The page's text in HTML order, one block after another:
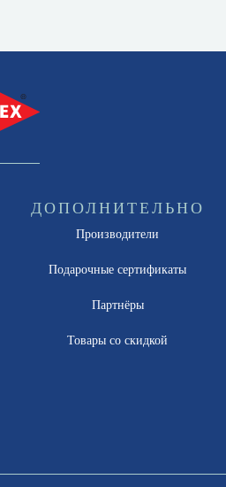
ДОПОЛНИТЕЛЬНО
Производители
Подарочные сертификаты
Партнёры
Товары со скидкой